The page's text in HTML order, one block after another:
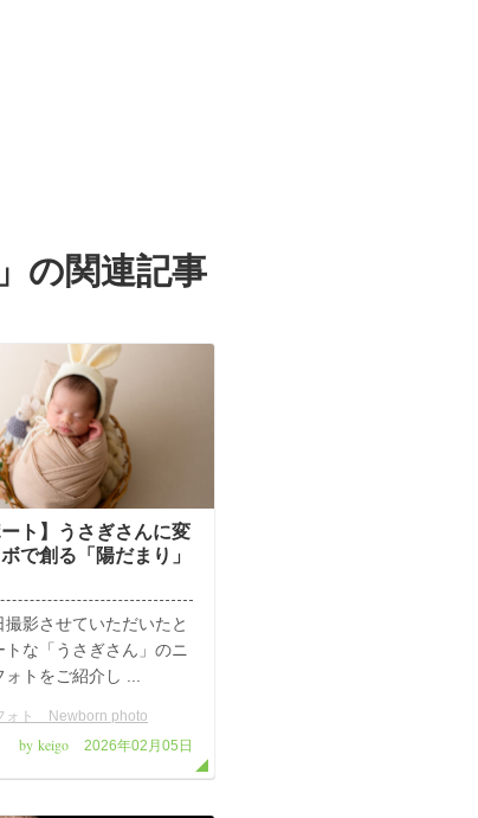
」の関連記事
ート】うさぎさんに変
で創る「陽だまり」
影させていただいたと
トな「うさぎさん」のニ
トをご紹介し ...
ォト Newborn photo
by keigo 2026年02月05日